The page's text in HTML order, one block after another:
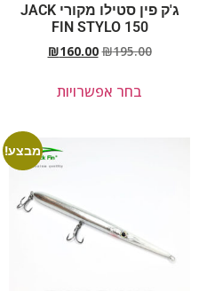
ג'ק פין סטילו מקורי JACK
FIN STYLO 150
₪195.00
₪160.00
בחר אפשרויות
מבצע!